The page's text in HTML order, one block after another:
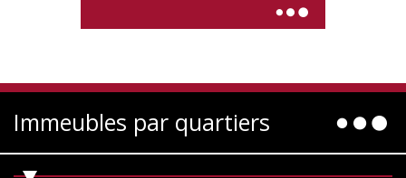
Immeubles par quartiers